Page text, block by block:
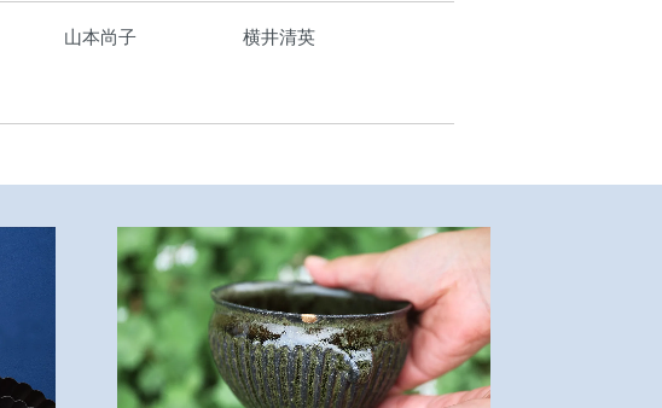
山本尚子
横井清英